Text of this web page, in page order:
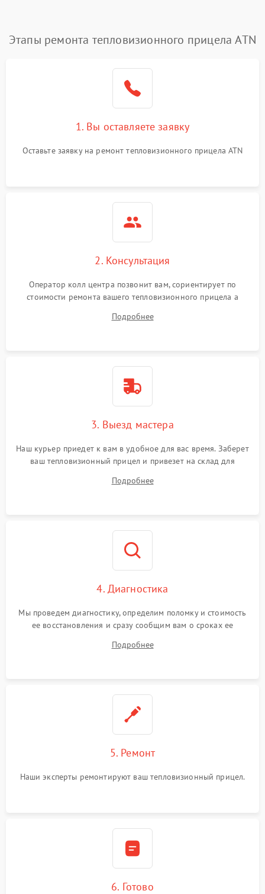
Этапы ремонта тепловизионного прицела ATN
1. Вы оставляете заявку
Оставьте заявку на ремонт тепловизионного прицела ATN
2. Консультация
Оператор колл центра позвонит вам, сориентирует по
стоимости ремонта вашего тепловизионного прицела а
Подробнее
3. Выезд мастера
Наш курьер приедет к вам в удобное для вас время. Заберет
ваш тепловизионный прицел и привезет на склад для
Подробнее
4. Диагностика
Мы проведем диагностику, определим поломку и стоимость
ее восстановления и сразу сообщим вам о сроках ее
Подробнее
5. Ремонт
Наши эксперты ремонтируют ваш тепловизионный прицел.
6. Готово